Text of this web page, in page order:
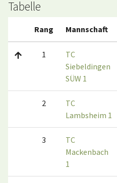
Tabelle
Rang Mannschaft
1
TC
Siebeldingen
SÜW 1
2
TC
Lambsheim 1
3
TC
Mackenbach
1